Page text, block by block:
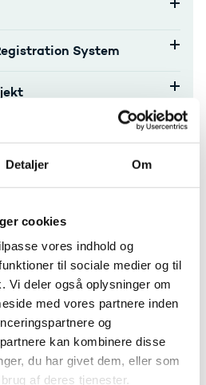
Detaljer Om
cookies
vores indhold og
til sociale medier og til
Vi deler også oplysninger om
med vores partnere inden
og
kan kombinere disse
du har givet dem, eller som
af deres tjenester.
System
personoplysninger
eller bilag,